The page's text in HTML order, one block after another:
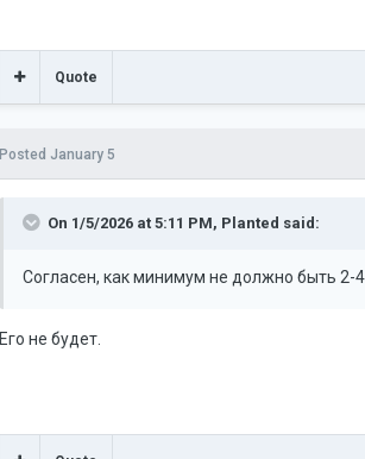
Quote
Posted January 5
On 1/5/2026 at 5:11 PM, Planted said:
Согласен, как минимум не должно быть 2-
Его не будет.